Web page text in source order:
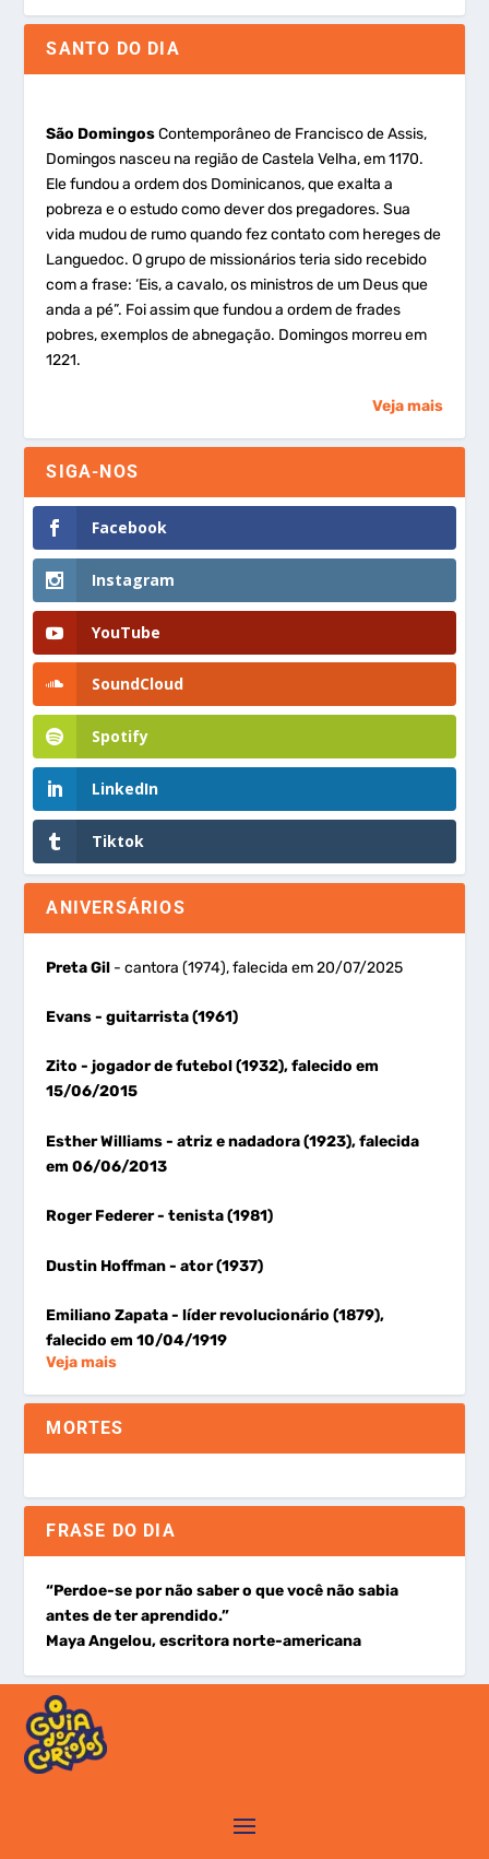
SANTO DO DIA
São DomingosContemporâneo de Francisco de Assis,
Domingos nasceu na região de Castela Velha, em 1170.
Ele fundou a ordem dos Dominicanos, que exalta a
pobreza e o estudo como dever dos pregadores. Sua
vida mudou de rumo quando fez contato com hereges de
Languedoc. O grupo de missionários teria sido recebido
com a frase: ‘Eis, a cavalo, os ministros de um Deus que
anda a pé”. Foi assim que fundou a ordem de frades
pobres, exemplos de abnegação. Domingos morreu em
1221.
Veja mais
SIGA-NOS
Facebook
Instagram
YouTube
SoundCloud
Spotify
LinkedIn
Tiktok
ANIVERSÁRIOS
Preta Gil - cantora (1974), falecida em 20/07/2025
Evans- guitarrista (1961)
Zito- jogador de futebol (1932), falecido em
15/06/2015
Esther Williams- atriz e nadadora (1923), falecida
em 06/06/2013
Roger Federer- tenista (1981)
Dustin Hoffman- ator (1937)
Emiliano Zapata- líder revolucionário (1879),
falecido em 10/04/1919
Veja mais
MORTES
FRASE DO DIA
“Perdoe-se por não saber o que você não sabia
antes de ter aprendido.”
Maya Angelou, escritora norte-americana